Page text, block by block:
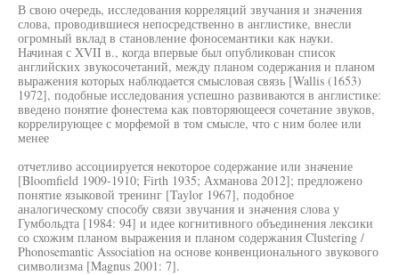
В свою очередь, исследования корреляций звучания и значения
слова, проводившиеся непосредственно в англистике, внесли
огромный вклад в становление фоносемантики как науки.
Начиная с XVII в., когда впервые был опубликован список
английских звукосочетаний, между планом содержания и планом
выражения которых наблюдается смысловая связь [Wallis (1653)
1972], подобные исследования успешно развиваются в англистике:
введено понятие фонестема как повторяющееся сочетание звуков,
коррелирующее с морфемой в том смысле, что с ним более или
менее
отчетливо ассоциируется некоторое содержание или значение
[Bloomfield 1909-1910; Firth 1935; Ахманова 2012]; предложено
понятие языковой тренинг [Taylor 1967], подобное
аналогическому способу связи звучания и значения слова у
Гумбольдта [1984: 94] и идее когнитивного объединения лексики
со схожим планом выражения и планом содержания Clustering /
Phonosemantic Association на основе конвенционального звукового
символизма [Magnus 2001: 7].